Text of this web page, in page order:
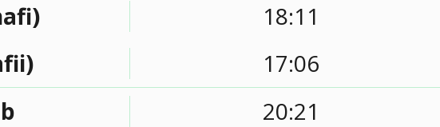
18:11
17:06
20:21